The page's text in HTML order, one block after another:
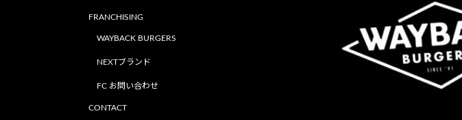
FRANCHISING
WAYBACK BURGERS
NEXTブランド
FC お問い合わせ
CONTACT